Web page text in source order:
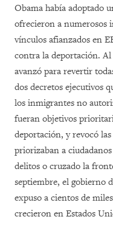
Obama había adoptado
ofrecieron a numerosos
vínculos afianzados en
contra la deportación.
avanzó para revertir
dos decretos ejecutivos
los inmigrantes no
fueran objetivos
deportación, y revocó
priorizaban a
delitos o cruzado la
septiembre, el gobierno
expuso a cientos de
crecieron en Estados